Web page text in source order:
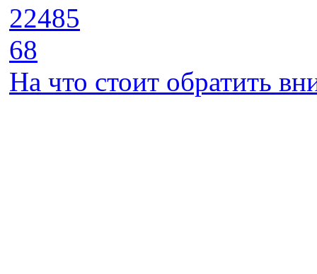
22485
68
На что стоит обратить